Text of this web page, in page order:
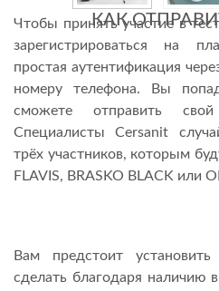
КАК
Чтобы принять участие в
зарегистрироваться на
простая аутентификация
номеру телефона. Вы
сможете отправить
Специалисты Cersanit
трёх участников, которым
FLAVIS, BRASKO BLACK или
Вам предстоит
сделать благодаря наличию